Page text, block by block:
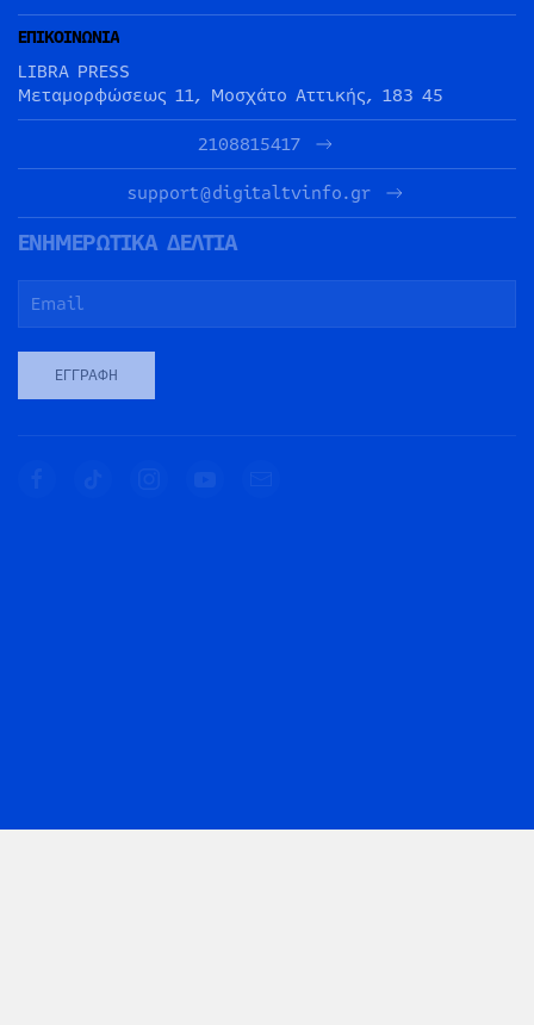
ΕΠΙΚΟΙΝΩΝΙΑ
LIBRA PRESS
Μεταμορφώσεως 11, Μοσχάτο Αττικής, 183 45
2108815417
support@digitaltvinfo.gr
ΕΝΗΜΕΡΩΤΙΚΑ ΔΕΛΤΙΑ
ΕΓΓΡΑΦΉ